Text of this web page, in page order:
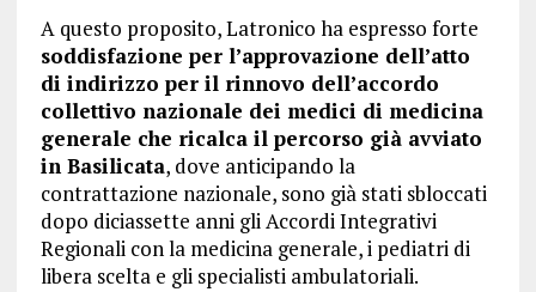
A questo proposito, Latronico ha espresso forte
soddisfazione per l’approvazione dell’atto
di indirizzo per il rinnovo dell’accordo
collettivo nazionale dei medici di medicina
generale che ricalca il percorso già avviato
in Basilicata, dove anticipando la
contrattazione nazionale, sono già stati sbloccati
dopo diciassette anni gli Accordi Integrativi
Regionali con la medicina generale, i pediatri di
libera scelta e gli specialisti ambulatoriali.